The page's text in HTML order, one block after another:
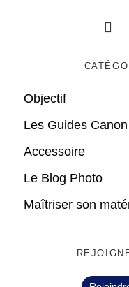
Objectif
Les Guides Canon
Accessoire
Le Blog Photo
Maîtriser son